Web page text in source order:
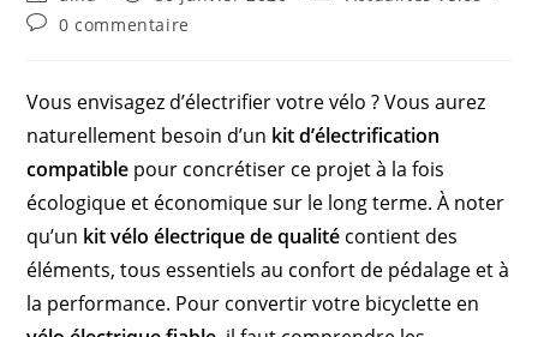
de
la
publiée :
Commentaires
publication :
0 commentaire
Vous envisagez d’électrifier votre vélo ? Vous aurez
naturellement besoin d’un kit d’électrification
compatible pour concrétiser ce projet à la fois
écologique et économique sur le long terme. À noter
qu’un kit vélo électrique de qualité contient des
éléments, tous essentiels au confort de pédalage et à
la performance. Pour convertir votre bicyclette en